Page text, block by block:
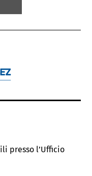
presso l’Ufficio